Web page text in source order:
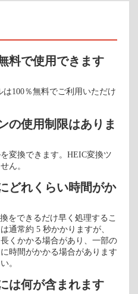
料で使用できます
100％無料でご利用いただけ
の使用制限はありま
変換できます。HEIC変換ツ
ん。
どれくらい時間がか
をできるだけ早く処理するこ
通常約 5 秒かかりますが、
くかかる場合があり、一部の
時間がかかる場合があります
。
は何が含まれます